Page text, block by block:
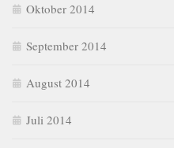
Oktober 2014
September 2014
August 2014
Juli 2014